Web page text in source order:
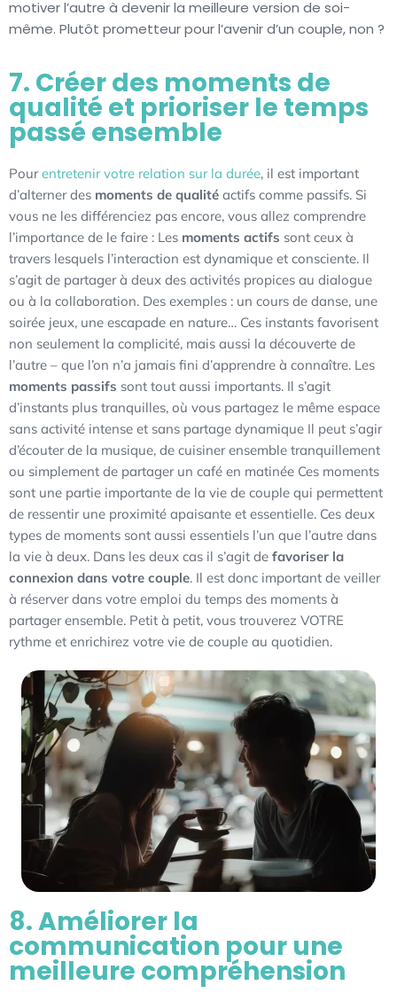
motiver l’autre à devenir la meilleure version de soi-
même. Plutôt prometteur pour l’avenir d’un couple, non ?
7. Créer des moments de
qualité et prioriser le temps
passé ensemble
Pourentretenir votre relation sur la durée, il est important
d’alterner des moments de qualité actifs comme passifs. Si
vous ne les différenciez pas encore, vous allez comprendre
l’importance de le faire : Les moments actifs sont ceux à
travers lesquels l’interaction est dynamique et consciente. Il
s’agit de partager à deux des activités propices au dialogue
ou à la collaboration. Des exemples : un cours de danse, une
soirée jeux, une escapade en nature… Ces instants favorisent
non seulement la complicité, mais aussi la découverte de
l’autre – que l’on n’a jamais fini d’apprendre à connaître. Les
moments passifs sont tout aussi importants. Il s’agit
d’instants plus tranquilles, où vous partagez le même espace
sans activité intense et sans partage dynamique Il peut s’agir
d’écouter de la musique, de cuisiner ensemble tranquillement
ou simplement de partager un café en matinée Ces moments
sont une partie importante de la vie de couple qui permettent
de ressentir une proximité apaisante et essentielle. Ces deux
types de moments sont aussi essentiels l’un que l’autre dans
la vie à deux. Dans les deux cas il s’agit de favoriser la
connexion dans votre couple. Il est donc important de veiller
à réserver dans votre emploi du temps des moments à
partager ensemble. Petit à petit, vous trouverez VOTRE
rythme et enrichirez votre vie de couple au quotidien.
8. Améliorer la
communication pour une
meilleure compréhension